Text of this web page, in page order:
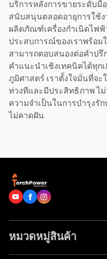
บริการหลังการขายระดับมื
สนับสนุนตลอดอายุการใช้ง
ผลิตภัณฑ์เครื่องกำเนิดไฟฟ้
ประสบการณ์ของเราพร้อม
สามารถตอบสนองต่อคำปรึ
คำแนะนำเชิงเทคนิคได้ทุก
ภูมิศาสตร์ เราตั้งใจมั่นที่จ
ท่วงทีและมีประสิทธิภาพ ไ
ความจำเป็นในการบำรุงรั
ไม่คาดฝัน
หมวดหมู่สินค้า